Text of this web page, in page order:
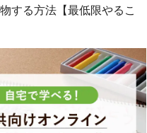
する方法【最低限やるこ